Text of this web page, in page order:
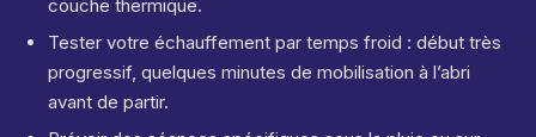
couche thermique.
Tester votre échauffement par temps froid : début très
progressif, quelques minutes de mobilisation à l’abri
avant de partir.